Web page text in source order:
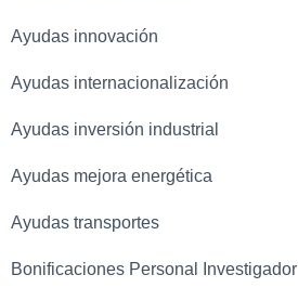
Ayudas innovación
Ayudas internacionalización
Ayudas inversión industrial
Ayudas mejora energética
Ayudas transportes
Bonificaciones Personal Investigador